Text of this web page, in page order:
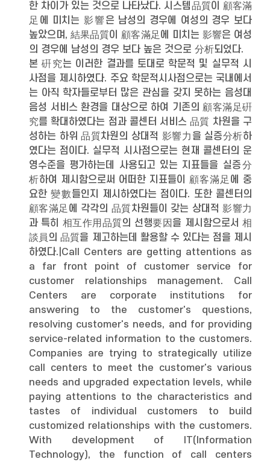
한 차이가 있는 것으로 나타났다. 시스템品質이 顧客滿
足에 미치는 影響은 남성의 경우에 여성의 경우 보다
높았으며, 結果品質이 顧客滿足에 미치는 影響은 여성
의 경우에 남성의 경우 보다 높은 것으로 分析되었다.
본 硏究는 이러한 결과를 토대로 학문적 및 실무적 시
사점을 제시하였다. 주요 학문적시사점으로는 국내에서
는 아직 학자들로부터 많은 관심을 갖지 못하는 음성대
음성 서비스 환경을 대상으로 하여 기존의 顧客滿足硏
究를 확대하였다는 점과 콜센터 서비스 品質 차원을 구
성하는 하위 品質차원의 상대적 影響力을 실증分析하
였다는 점이다. 실무적 시사점으로는 현재 콜센터의 운
영수준을 평가하는데 사용되고 있는 지표들을 실증分
析하여 제시함으로써 어떠한 지표들이 顧客滿足에 중
요한 變數들인지 제시하였다는 점이다. 또한 콜센터의
顧客滿足에 각각의 品質차원들이 갖는 상대적 影響力
과 특히 相互作用品質의 선행要因을 제시함으로서 相
談員의 品質을 제고하는데 활용할 수 있다는 점을 제시
하였다.|Call Centers are getting attentions as
a far front point of customer service for
customer relationships management. Call
Centers are corporate institutions for
answering to the customer's questions,
resolving customer's needs, and for providing
service-related information to the customers.
Companies are trying to strategically utilize
call centers to meet the customer's various
needs and upgraded expectation levels, while
paying attentions to the characteristics and
tastes of individual customers to build
customized relationships with the customers.
With development of IT(Information
Technology), the function of call centers